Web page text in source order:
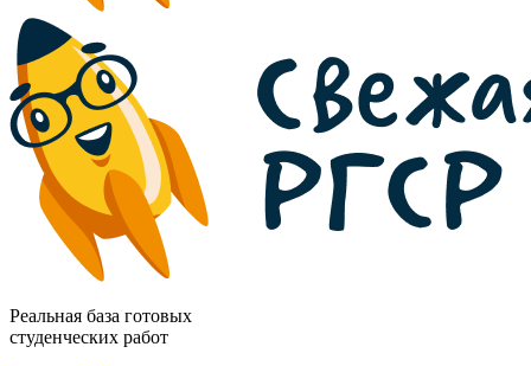
Реальная база готовых
студенческих работ